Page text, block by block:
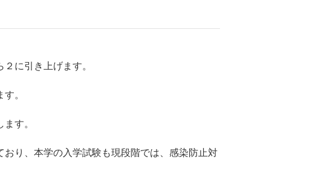
に引き上げます。
。
す。
り、本学の入学試験も現段階では、感染防止対